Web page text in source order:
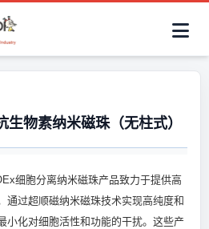
生物素纳米磁珠（无柱式）
细胞分离纳米磁珠产品致力于提供高
通过超顺磁纳米磁珠技术实现高纯度和
小化对细胞活性和功能的干扰。这些产